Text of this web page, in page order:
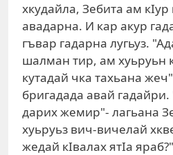
хкудайла, Зебита ам кIур
авадарна. И кар акур
гъвар гадарна лугьуз.
шалман тир, ам хуьруьн
кутадай чка тахьана
бригадада авай гадайри.
дарих жемир"- лагьана
хуьруьз вич-вичелай
жедай кIвалах ятIа